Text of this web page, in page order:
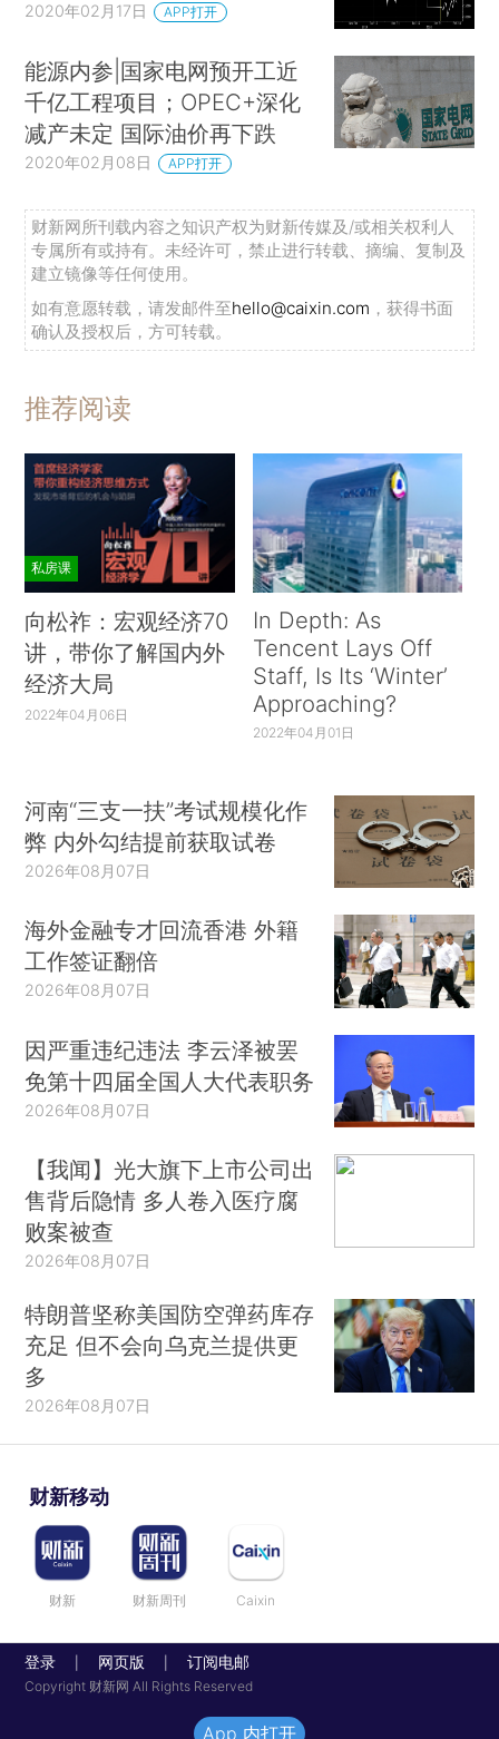
2020年02月17日 APP打开
能源内参|国家电网预开工近
千亿工程项目；OPEC+深化
减产未定 国际油价再下跌
2020年02月08日 APP打开
财新网所刊载内容之知识产权为财新传媒及/或相关权利人
专属所有或持有。未经许可，禁止进行转载、摘编、复制及
建立镜像等任何使用。
如有意愿转载，请发邮件至hello@caixin.com ，获得书面
确认及授权后，方可转载。
推荐阅读
私房课
向松祚：宏观经济70
讲，带你了解国内外
经济大局
2022年04月06日
In Depth: As
Tencent Lays Off
Staff, Is Its ‘Winter’
Approaching?
2022年04月01日
河南“三支一扶”考试规模化作
弊 内外勾结提前获取试卷
2026年08月07日
海外金融专才回流香港 外籍
工作签证翻倍
2026年08月07日
因严重违纪违法 李云泽被罢
免第十四届全国人大代表职务
2026年08月07日
【我闻】光大旗下上市公司出
售背后隐情 多人卷入医疗腐
败案被查
2026年08月07日
特朗普坚称美国防空弹药库存
充足 但不会向乌克兰提供更
多
2026年08月07日
财新移动
财新 财新周刊 Caixin
登录 网页版 订阅电邮
Copyright 财新网 All Rights Reserved
App 内打开